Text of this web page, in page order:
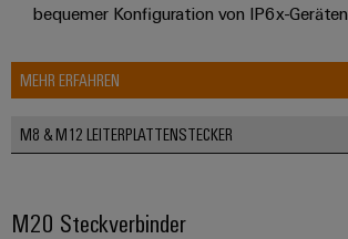
bequemer Konfiguration von IP6x-Geräten
MEHR ERFAHREN
M8 & M12 LEITERPLATTENSTECKER
M20 Steckverbinder